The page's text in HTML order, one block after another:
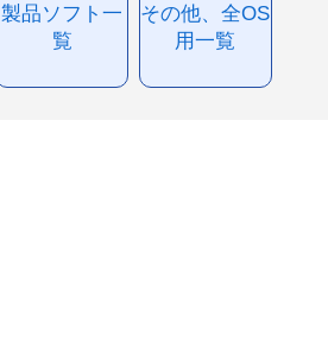
製品ソフト一
覧
その他、全OS
用一覧